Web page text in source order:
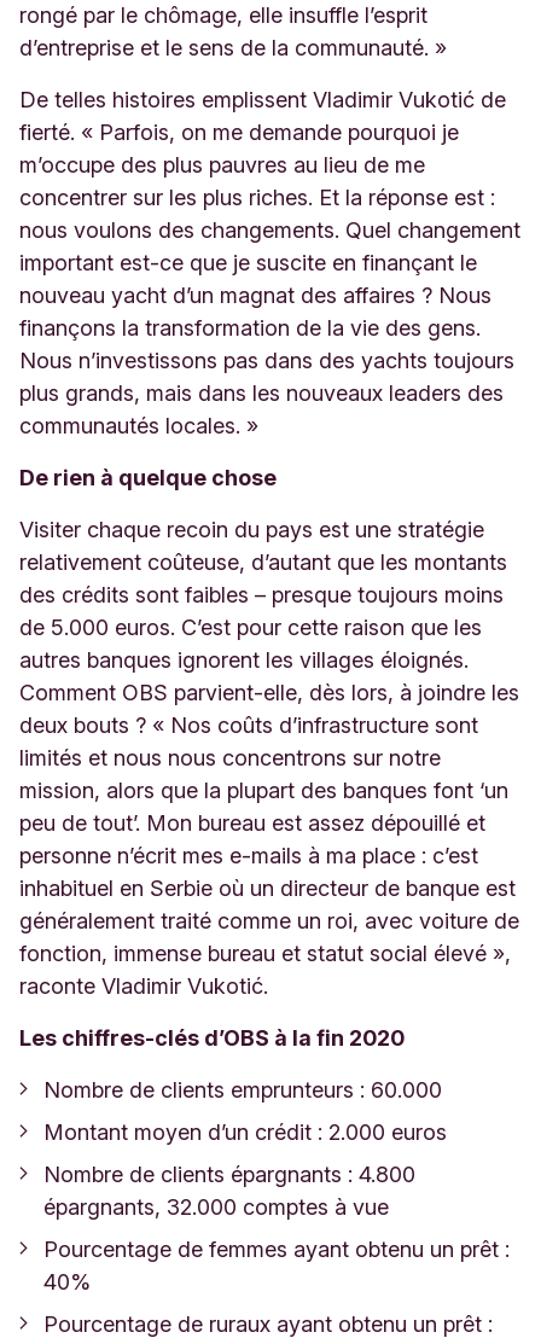
rongé par le chômage, elle insuffle l’esprit
d’entreprise et le sens de la communauté. »
De telles histoires emplissent Vladimir Vukotić de
fierté. « Parfois, on me demande pourquoi je
m’occupe des plus pauvres au lieu de me
concentrer sur les plus riches. Et la réponse est :
nous voulons des changements. Quel changement
important est-ce que je suscite en finançant le
nouveau yacht d’un magnat des affaires ? Nous
finançons la transformation de la vie des gens.
Nous n’investissons pas dans des yachts toujours
plus grands, mais dans les nouveaux leaders des
communautés locales. »
De rien à quelque chose
Visiter chaque recoin du pays est une stratégie
relativement coûteuse, d’autant que les montants
des crédits sont faibles – presque toujours moins
de 5.000 euros. C’est pour cette raison que les
autres banques ignorent les villages éloignés.
Comment OBS parvient-elle, dès lors, à joindre les
deux bouts ? « Nos coûts d’infrastructure sont
limités et nous nous concentrons sur notre
mission, alors que la plupart des banques font ‘un
peu de tout’. Mon bureau est assez dépouillé et
personne n’écrit mes e-mails à ma place : c’est
inhabituel en Serbie où un directeur de banque est
généralement traité comme un roi, avec voiture de
fonction, immense bureau et statut social élevé »,
raconte Vladimir Vukotić.
Les chiffres-clés d’OBS à la fin 2020
Nombre de clients emprunteurs : 60.000
Montant moyen d’un crédit : 2.000 euros
Nombre de clients épargnants : 4.800
épargnants, 32.000 comptes à vue
Pourcentage de femmes ayant obtenu un prêt :
40%
Pourcentage de ruraux ayant obtenu un prêt :